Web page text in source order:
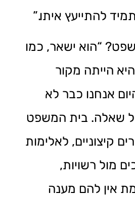
להתייעץ איתו.”
“הוא ישאר, כמו
הייתה מקור
אנחנו כבר לא
שאלה. בית המשפט
קיצוניים, לאלימות
מול רשויות,
אין להם מענה